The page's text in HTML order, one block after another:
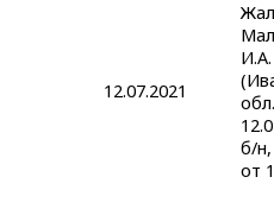
12.07.2021
И.А.
б/
от